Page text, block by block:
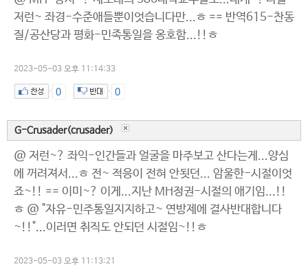
저런~ 좌경-수준애들뿐이엇습니다만...ㅎ == 반역615-찬동
질/공산당과 평화-민족통일을 옹호함...!!ㅎ
2023-05-03 오후 11:14:33
0 0
G-Crusader(crusader)
@ 저런~? 좌익-인간들과 얼굴을 마주보고 산다는게...양심
에 꺼려져서...ㅎ 전~ 적응이 전혀 안됫던... 암울한-시절이엇
죠~!! == 이미~? 이게...지난 MH정권-시절의 애기임...!!
ㅎ @ "자유-민주통일지지하고~ 연방제에 결사반대합니다
~!!"...이러면 취직도 안되던 시절임~!!ㅎ
2023-05-03 오후 11:13:21